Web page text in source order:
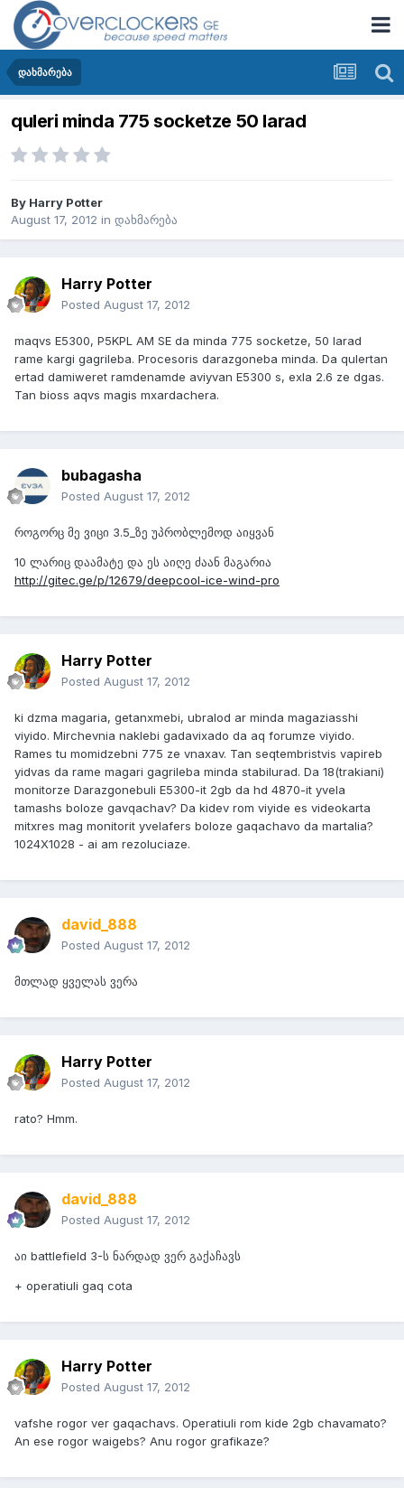
დახმარება
quleri minda 775 socketze 50 larad
By Harry Potter
August 17, 2012 in დახმარება
Harry Potter
Posted August 17, 2012
maqvs E5300, P5KPL AM SE da minda 775 socketze, 50 larad
rame kargi gagrileba. Procesoris darazgoneba minda. Da qulertan
ertad damiweret ramdenamde aviyvan E5300 s, exla 2.6 ze dgas.
Tan bioss aqvs magis mxardachera.
bubagasha
Posted August 17, 2012
როგორც მე ვიცი 3.5_ზე უპრობლემოდ აიყვან
10 ლარიც დაამატე და ეს აიღე ძაან მაგარია
http://gitec.ge/p/12679/deepcool-ice-wind-pro
Harry Potter
Posted August 17, 2012
ki dzma magaria, getanxmebi, ubralod ar minda magaziasshi
viyido. Mirchevnia naklebi gadavixado da aq forumze viyido.
Rames tu momidzebni 775 ze vnaxav. Tan seqtembristvis vapireb
yidvas da rame magari gagrileba minda stabilurad. Da 18(trakiani)
monitorze Darazgonebuli E5300-it 2gb da hd 4870-it yvela
tamashs boloze gavqachav? Da kidev rom viyide es videokarta
mitxres mag monitorit yvelafers boloze gaqachavo da martalia?
1024X1028 - ai am rezoluciaze.
david_888
Posted August 17, 2012
მთლად ყველას ვერა
Harry Potter
Posted August 17, 2012
rato? Hmm.
david_888
Posted August 17, 2012
აი battlefield 3-ს ნარდად ვერ გაქაჩავს
+ operatiuli gaq cota
Harry Potter
Posted August 17, 2012
vafshe rogor ver gaqachavs. Operatiuli rom kide 2gb chavamato?
An ese rogor waigebs? Anu rogor grafikaze?